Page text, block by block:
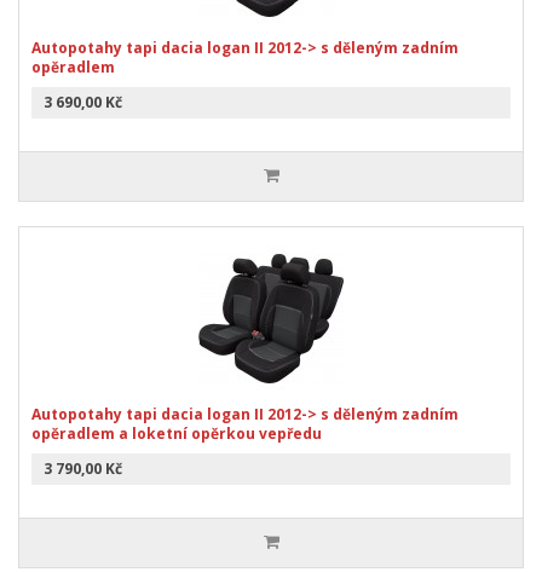
Autopotahy tapi dacia logan II 2012-> s děleným zadním
opěradlem
3 690,00 Kč
Autopotahy tapi dacia logan II 2012-> s děleným zadním
opěradlem a loketní opěrkou vepředu
3 790,00 Kč